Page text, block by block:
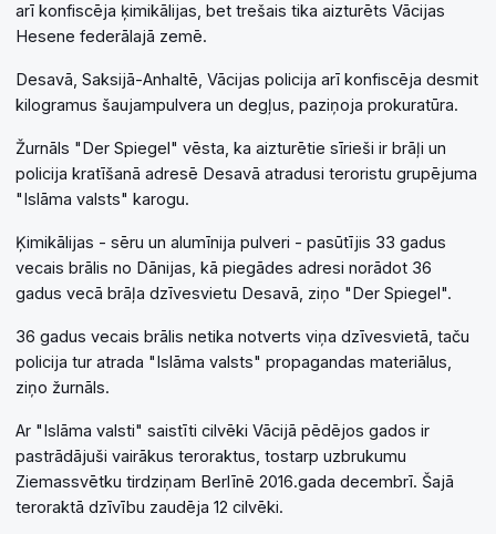
arī konfiscēja ķimikālijas, bet trešais tika aizturēts Vācijas
Hesene federālajā zemē.
Desavā, Saksijā-Anhaltē, Vācijas policija arī konfiscēja desmit
kilogramus šaujampulvera un degļus, paziņoja prokuratūra.
Žurnāls "Der Spiegel" vēsta, ka aizturētie sīrieši ir brāļi un
policija kratīšanā adresē Desavā atradusi teroristu grupējuma
"Islāma valsts" karogu.
Ķimikālijas - sēru un alumīnija pulveri - pasūtījis 33 gadus
vecais brālis no Dānijas, kā piegādes adresi norādot 36
gadus vecā brāļa dzīvesvietu Desavā, ziņo "Der Spiegel".
36 gadus vecais brālis netika notverts viņa dzīvesvietā, taču
policija tur atrada "Islāma valsts" propagandas materiālus,
ziņo žurnāls.
Ar "Islāma valsti" saistīti cilvēki Vācijā pēdējos gados ir
pastrādājuši vairākus teroraktus, tostarp uzbrukumu
Ziemassvētku tirdziņam Berlīnē 2016.gada decembrī. Šajā
teroraktā dzīvību zaudēja 12 cilvēki.